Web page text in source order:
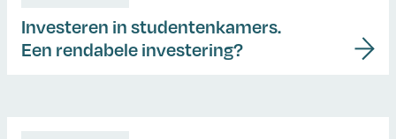
Investeren in studentenkamers.
Een rendabele investering?